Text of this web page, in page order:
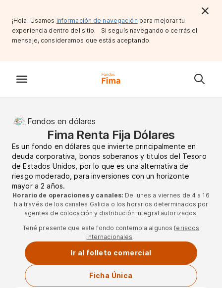
¡Hola! Usamos información de navegación para mejorar tu
experiencia dentro del sitio. Si seguís navegando o cerrás el
mensaje, consideramos que estás aceptando.
Fondos en dólares
Fima Renta Fija Dólares
Es un fondo en dólares que invierte principalmente en
deuda corporativa, bonos soberanos y titulos del Tesoro
de Estados Unidos, por lo que es una alternativa de
riesgo moderado, para inversiones con un horizonte
mayor a 2 años.
Horario de operaciones y canales: De lunes a viernes de 4 a 16
h a través de los canales Galicia o los horarios determinados por
agentes de colocación y distribución integral autorizados.
Tené presente que este fondo contempla algunosferiados
internacionales.
Ir al folleto comercial
Ficha Única